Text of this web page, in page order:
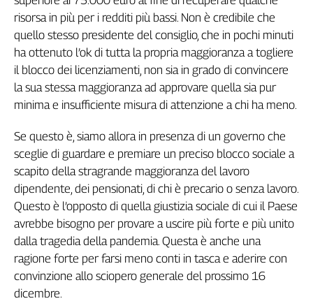
Lavoro
Territori
Abruzzo-
Molise
Alto
Basilicata
Calabria
Campania
Emilia-
Romagna
Friuli
Venezia
Giulia
Lazio
Liguria
risorsa in più per i redditi più bassi. Non è credibile che
quello stesso presidente del consiglio, che in pochi minuti
ha ottenuto l’ok di tutta la propria maggioranza a togliere
il blocco dei licenziamenti, non sia in grado di convincere
la sua stessa maggioranza ad approvare quella sia pur
minima e insufficiente misura di attenzione a chi ha meno.
Se questo è, siamo allora in presenza di un governo che
sceglie di guardare e premiare un preciso blocco sociale a
scapito della stragrande maggioranza del lavoro
dipendente, dei pensionati, di chi è precario o senza lavoro.
Questo è l’opposto di quella giustizia sociale di cui il Paese
avrebbe bisogno per provare a uscire più forte e più unito
dalla tragedia della pandemia. Questa è anche una
ragione forte per farsi meno conti in tasca e aderire con
convinzione allo sciopero generale del prossimo 16
dicembre.